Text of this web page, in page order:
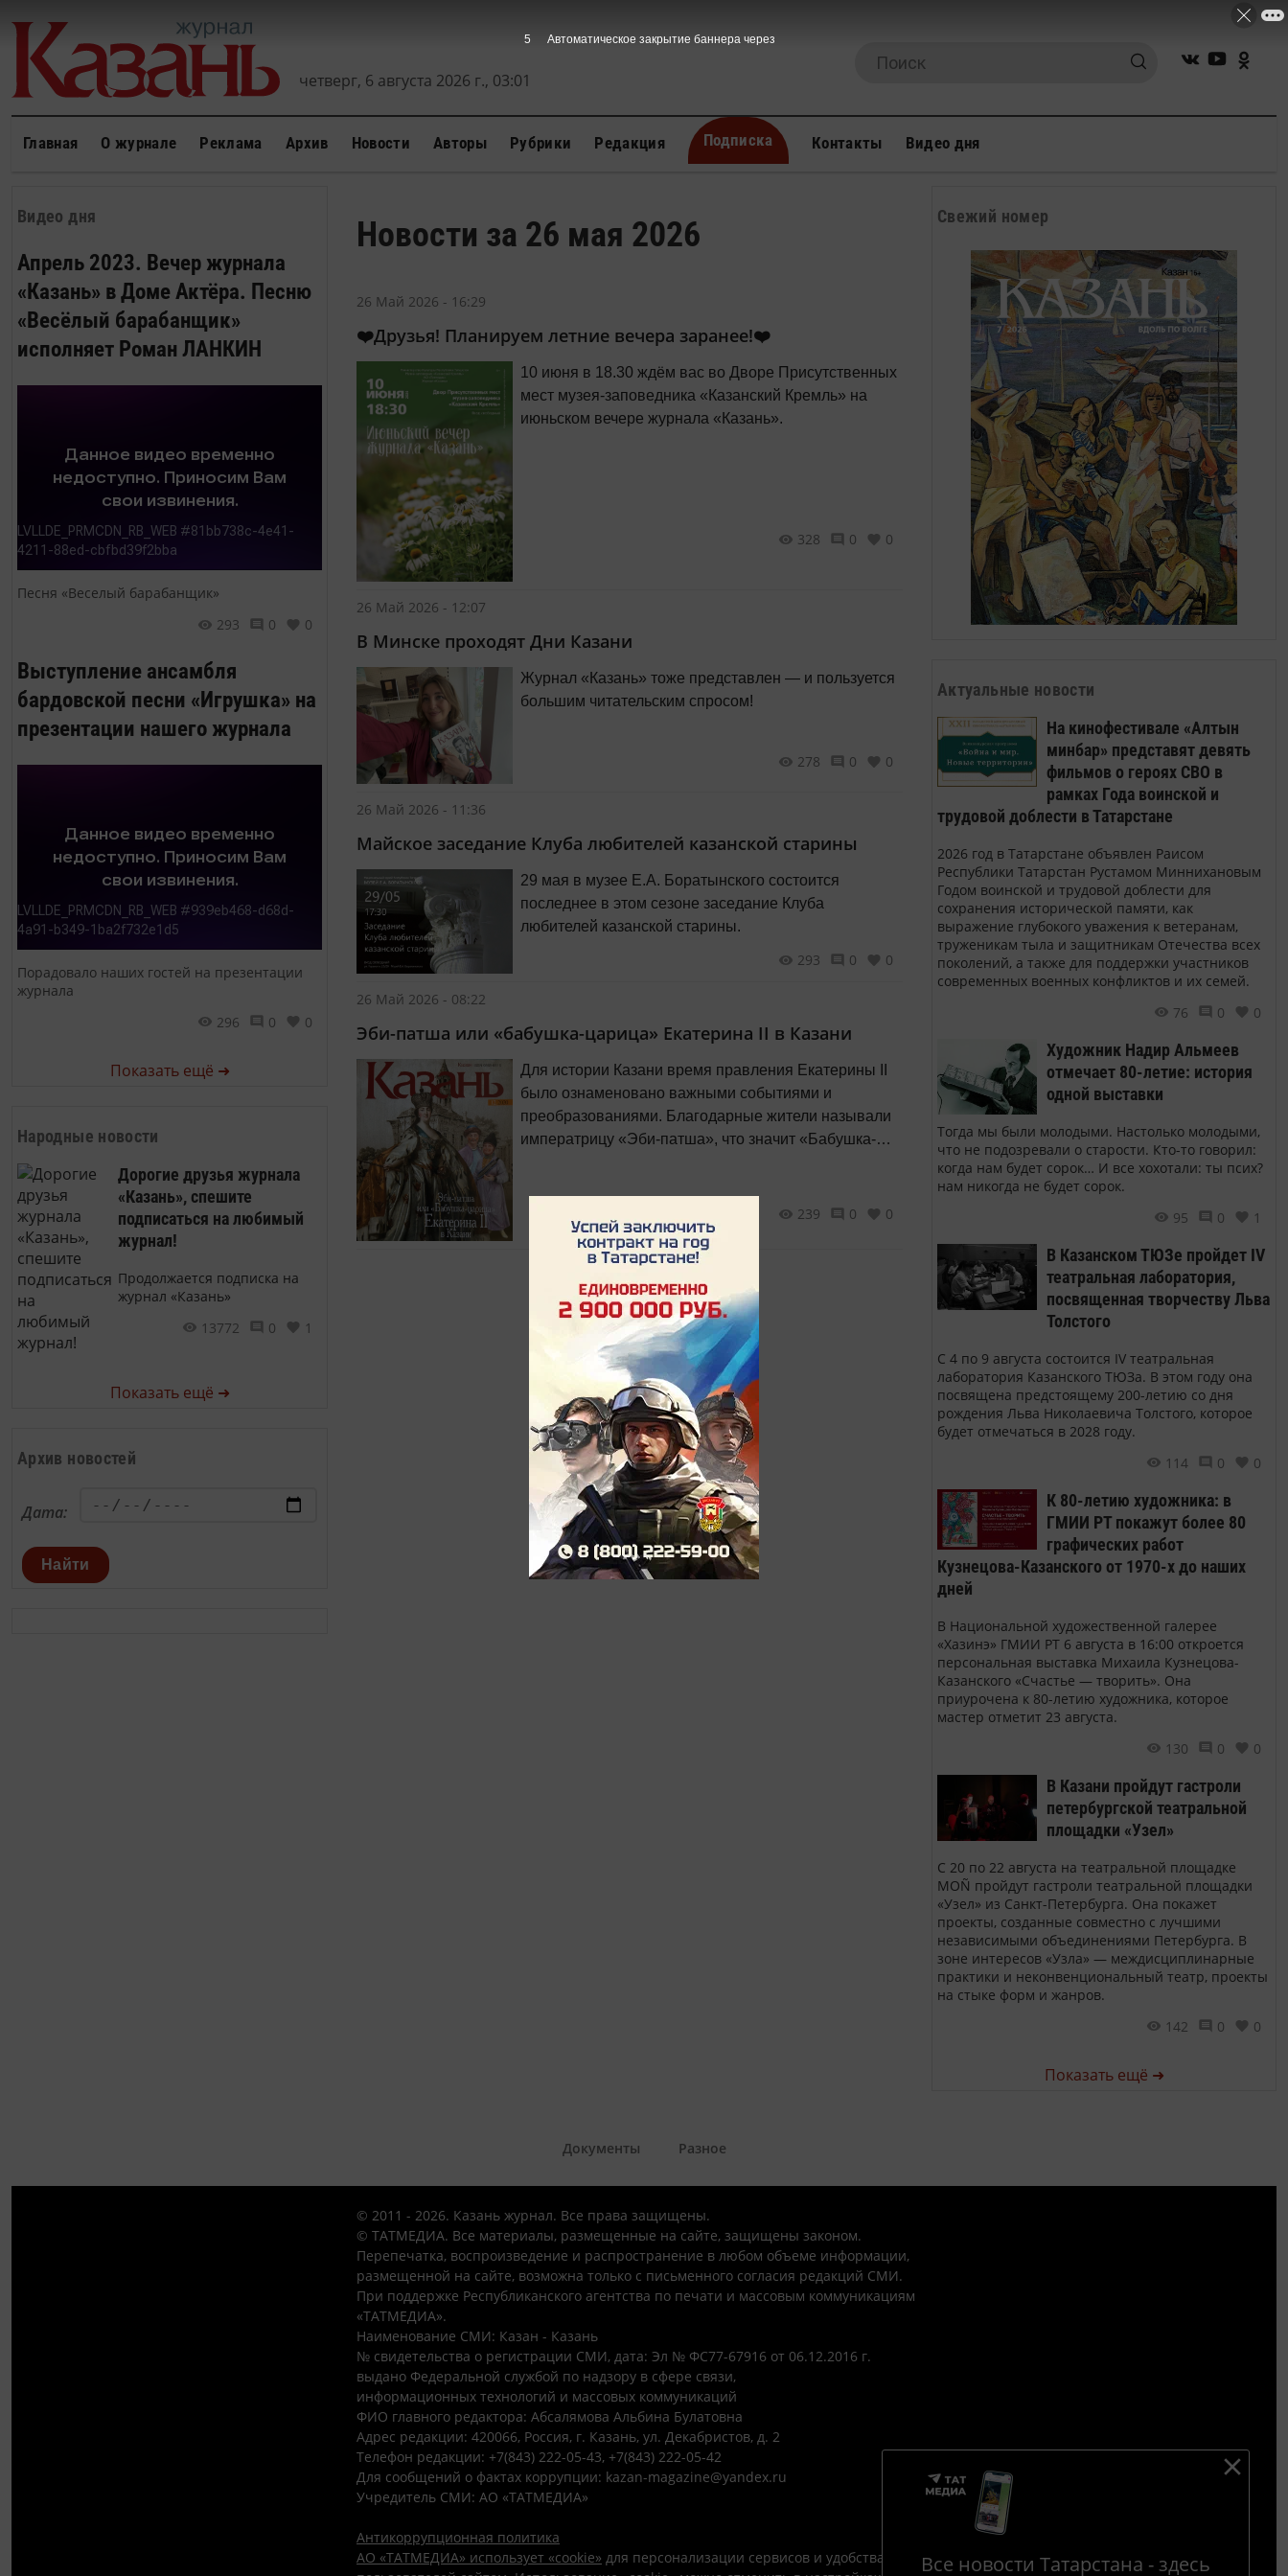
четверг, 6 августа 2026 г., 03:01
Главная О журнале Реклама Архив Новости Авторы Рубрики Редакция Подписка Контакты Видео дня
Видео дня
Апрель 2023. Вечер журнала
«Казань» в Доме Актёра. Песню
«Весёлый барабанщик»
исполняет Роман ЛАНКИН
Песня «Веселый барабанщик»
293
0 0
Выступление ансамбля
бардовской песни «Игрушка» на
презентации нашего журнала
Порадовало наших гостей на презентации
журнала
296
0 0
Показать ещё ➜
Народные новости
Дорогие друзья журнала
«Казань», спешите
подписаться на любимый
журнал!
Продолжается подписка на
журнал «Казань»
13772
0 1
Показать ещё ➜
Архив новостей
Дата:
Найти
Новости за 26 мая 2026
26 Май 2026 - 16:29
❤️Друзья! Планируем летние вечера заранее!❤️
10 июня в 18.30 ждём вас во Дворе Присутственных
мест музея-заповедника «Казанский Кремль» на
июньском вечере журнала «Казань».
328 0 0
26 Май 2026 - 12:07
В Минске проходят Дни Казани
Журнал «Казань» тоже представлен — и пользуется
большим читательским спросом!
278 0 0
26 Май 2026 - 11:36
Майское заседание Клуба любителей казанской старины
29 мая в музее Е.А. Боратынского состоится
последнее в этом сезоне заседание Клуба
любителей казанской старины.
293 0 0
26 Май 2026 - 08:22
Эби-патша или «бабушка-царица» Екатерина II в Казани
Для истории Казани время правления Екатерины II
было ознаменовано важными событиями и
преобразованиями. Благодарные жители называли
императрицу «Эби-патша», что значит «Бабушка-
239 0 0
Свежий номер
Актуальные новости
На кинофестивале «Алтын
минбар» представят девять
фильмов о героях СВО в
рамках Года воинской и
трудовой доблести в Татарстане
2026 год в Татарстане объявлен Раисом
Республики Татарстан Рустамом Миннихановым
Годом воинской и трудовой доблести для
сохранения исторической памяти, как
выражение глубокого уважения к ветеранам,
труженикам тыла и защитникам Отечества всех
поколений, а также для поддержки участников
современных военных конфликтов и их семей.
76
0 0
Художник Надир Альмеев
отмечает 80-летие: история
одной выставки
Тогда мы были молодыми. Настолько молодыми,
что не подозревали о старости. Кто-то говорил:
когда нам будет сорок… И все хохотали: ты псих?
нам никогда не будет сорок.
95
0 1
В Казанском ТЮЗе пройдет IV
театральная лаборатория,
посвященная творчеству Льва
Толстого
С 4 по 9 августа состоится IV театральная
лаборатория Казанского ТЮЗа. В этом году она
посвящена предстоящему 200-летию со дня
рождения Льва Николаевича Толстого, которое
будет отмечаться в 2028 году.
114
0 0
К 80-летию художника: в
ГМИИ РТ покажут более 80
графических работ
Кузнецова-Казанского от 1970-х до наших
дней
В Национальной художественной галерее
«Хазинэ» ГМИИ РТ 6 августа в 16:00 откроется
персональная выставка Михаила Кузнецова-
Казанского «Счастье — творить». Она
приурочена к 80-летию художника, которое
мастер отметит 23 августа.
130
0 0
В Казани пройдут гастроли
петербургской театральной
площадки «Узел»
С 20 по 22 августа на театральной площадке
MOÑ пройдут гастроли театральной площадки
«Узел» из Санкт-Петербурга. Она покажет
проекты, созданные совместно с лучшими
независимыми объединениями Петербурга. В
зоне интересов «Узла» — междисциплинарные
практики и неконвенциональный театр, проекты
на стыке форм и жанров.
142
0 0
Показать ещё ➜
Все новости Татарстана - здесь
Документы Разное
© 2011 - 2026. Казань журнал. Все права защищены.
© ТАТМЕДИА. Все материалы, размещенные на сайте, защищены законом.
Перепечатка, воспроизведение и распространение в любом объеме информации,
размещенной на сайте, возможна только с письменного согласия редакций СМИ.
При поддержке Республиканского агентства по печати и массовым коммуникациям
«ТАТМЕДИА».
Наименование СМИ: Казан - Казань
№ свидетельства о регистрации СМИ, дата: Эл № ФС77-67916 от 06.12.2016 г.
выдано Федеральной службой по надзору в сфере связи,
информационных технологий и массовых коммуникаций
ФИО главного редактора: Абсалямова Альбина Булатовна
Адрес редакции: 420066, Россия, г. Казань, ул. Декабристов, д. 2
Телефон редакции: +7(843) 222-05-43, +7(843) 222-05-42
Для сообщений о фактах коррупции: kazan-magazine@yandex.ru
Учредитель СМИ: АО «ТАТМЕДИА»
Антикоррупционная политика
АО «ТАТМЕДИА» использует «cookie» для персонализации сервисов и удобства
4 Автоматическое закрытие баннера через